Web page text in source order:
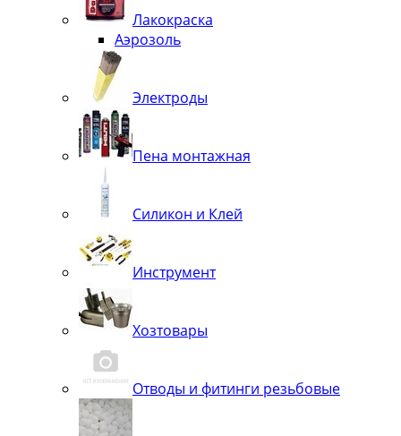
Лакокраска
Аэрозоль
Электроды
Пена монтажная
Силикон и Клей
Инструмент
Хозтовары
Отводы и фитинги резьбовые